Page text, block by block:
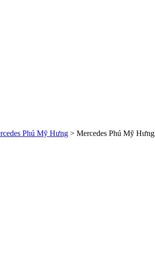
Phú Mỹ Hưng > Mercedes Phú Mỹ Hưng